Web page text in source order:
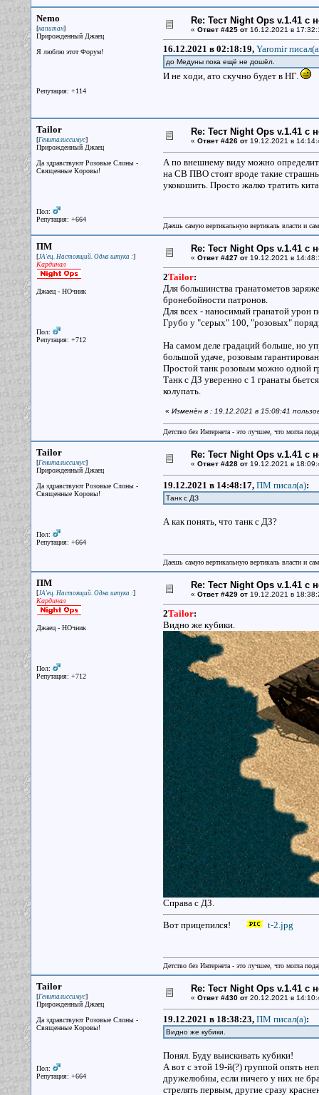
Nemo
[капитан]
Прирожденный Джаец
Я люблю этот Форум!
Репутация: +114
Re: Тест Night Ops v.1.41 с
« Ответ #425 от16.12.2021 в
16.12.2021 в 02:18:19, Yaromir
до Медуны пока ещё не дошёл.
И не ходи, ато скучно будет в НГ.
Tailor
[Гениталиссимус]
Прирожденный Джаец
Да здравствуют Розовые Слоны -
Священные Коровы!
Пол:
Репутация: +664
Re: Тест Night Ops v.1.41 с
« Ответ #426 от19.12.2021 в
А по внешнему виду можно
на СВ ПВО стоят вроде такие
укокошить. Просто жалко тратить
Даешь самую вертикальную вертикаль власти и
ПМ
[JA'ец. Настоящий. Одна штука :]
Кардинал
Джаец - НОчник
Пол:
Репутация: +712
Re: Тест Night Ops v.1.41 с
« Ответ #427 от19.12.2021 в
2Tailor:
Для большинства гранатометов
бронебойности патронов.
Для всех - наносимый гранатой урон
Грубо у "серых" 100, "розовых"
На самом деле градаций больше, но
большой удаче, розовым
Простой танк розовым можно одной
Танк с ДЗ уверенно с 1 гранаты
колупать.
« Изменён в : 19.12.2021 в 15:08:41
Детство без Интернета - это лучшее, что могла
Tailor
[Гениталиссимус]
Прирожденный Джаец
Да здравствуют Розовые Слоны -
Священные Коровы!
Пол:
Репутация: +664
Re: Тест Night Ops v.1.41 с
« Ответ #428 от19.12.2021 в
19.12.2021 в 14:48:17, ПМ писал(a):
Танк с ДЗ
А как понять, что танк с ДЗ?
Даешь самую вертикальную вертикаль власти и
ПМ
[JA'ец. Настоящий. Одна штука :]
Кардинал
Джаец - НОчник
Пол:
Репутация: +712
Re: Тест Night Ops v.1.41 с
« Ответ #429 от19.12.2021 в
2Tailor:
Видно же кубики.
Справа с ДЗ.
Вот прицепился! t-2.jpg
Детство без Интернета - это лучшее, что могла
Tailor
[Гениталиссимус]
Прирожденный Джаец
Да здравствуют Розовые Слоны -
Священные Коровы!
Пол:
Репутация: +664
Re: Тест Night Ops v.1.41 с
« Ответ #430 от20.12.2021 в
19.12.2021 в 18:38:23, ПМ писал(a):
Видно же кубики.
Понял. Буду выискивать кубики!
А вот с этой 19-й(?) группой опять
дружелюбны, если ничего у них не
стрелять первым, другие сразу